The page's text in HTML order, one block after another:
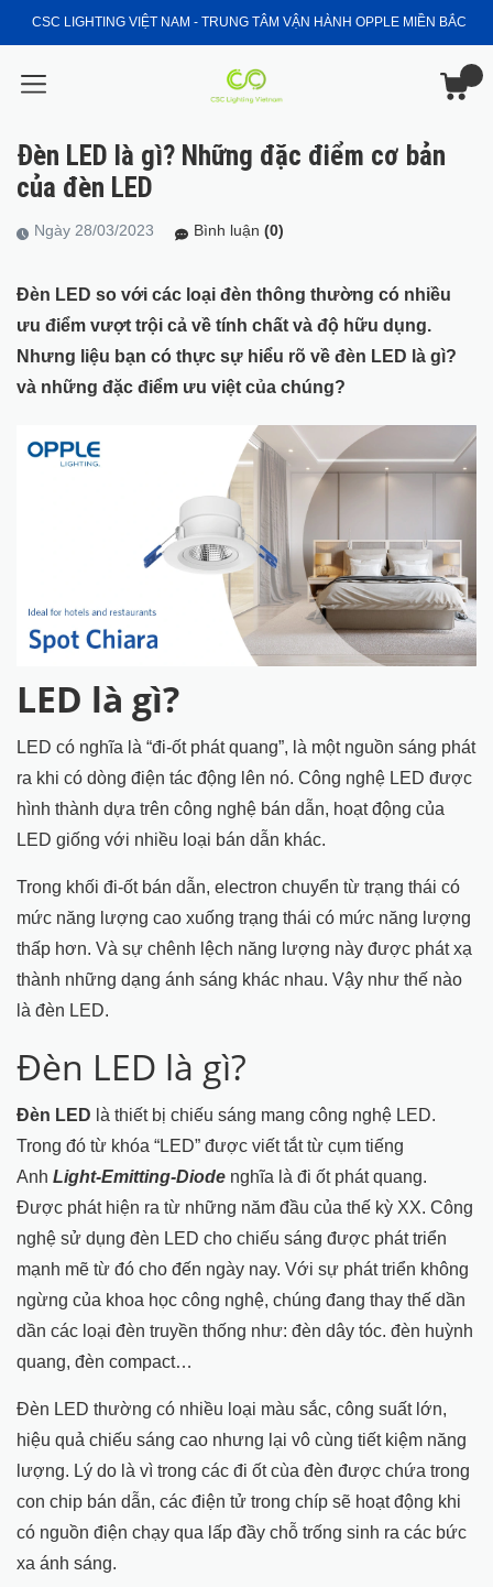
CSC LIGHTING VIỆT NAM - TRUNG TÂM VẬN HÀNH OPPLE MIỀN BẮC
Đèn LED là gì? Những đặc điểm cơ bản
của đèn LED
Ngày 28/03/2023 Bình luận (0)
Đèn LED so với các loại đèn thông thường có nhiều
ưu điểm vượt trội cả về tính chất và độ hữu dụng.
Nhưng liệu bạn có thực sự hiểu rõ về đèn LED là gì?
và những đặc điểm ưu việt của chúng?
LED là gì?
LED có nghĩa là “đi-ốt phát quang”, là một nguồn sáng phát
ra khi có dòng điện tác động lên nó. Công nghệ LED được
hình thành dựa trên công nghệ bán dẫn, hoạt động của
LED giống với nhiều loại bán dẫn khác.
Trong khối đi-ốt bán dẫn, electron chuyển từ trạng thái có
mức năng lượng cao xuống trạng thái có mức năng lượng
thấp hơn. Và sự chênh lệch năng lượng này được phát xạ
thành những dạng ánh sáng khác nhau. Vậy như thế nào
là đèn LED.
Đèn LED là gì?
Đèn LED là thiết bị chiếu sáng mang công nghệ LED.
Trong đó từ khóa “LED” được viết tắt từ cụm tiếng
Anh Light-Emitting-Diode nghĩa là đi ốt phát quang.
Được phát hiện ra từ những năm đầu của thế kỳ XX. Công
nghệ sử dụng đèn LED cho chiếu sáng được phát triển
mạnh mẽ từ đó cho đến ngày nay. Với sự phát triển không
ngừng của khoa học công nghệ, chúng đang thay thế dần
dần các loại đèn truyền thống như: đèn dây tóc. đèn huỳnh
quang, đèn compact…
Đèn LED thường có nhiều loại màu sắc, công suất lớn,
hiệu quả chiếu sáng cao nhưng lại vô cùng tiết kiệm năng
lượng. Lý do là vì trong các đi ốt cùa đèn được chứa trong
con chip bán dẫn, các điện tử trong chíp sẽ hoạt động khi
có nguồn điện chạy qua lấp đầy chỗ trống sinh ra các bức
xa ánh sáng.